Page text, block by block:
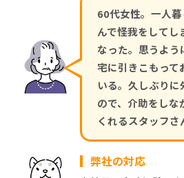
60代女性。一人
んで怪我をしてし
なった。思うよう
宅に引きこもって
いる。久しぶり
ので、介助をしな
くれるスタッフさ
弊社の対応